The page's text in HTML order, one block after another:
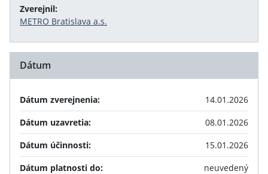
Zverejnil:
METRO Bratislava a.s.
Dátum
Dátum zverejnenia:
14.01.2026
Dátum uzavretia:
08.01.2026
Dátum účinnosti:
15.01.2026
Dátum platnosti do:
neuvedený